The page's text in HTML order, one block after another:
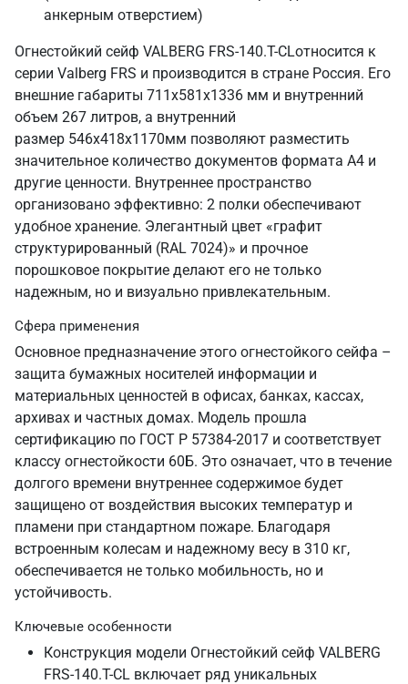
анкерным отверстием)
Огнестойкий сейф VALBERG FRS-140.T-CLотносится к
серии Valberg FRS и производится в стране Россия. Его
внешние габариты 711х581х1336 мм и внутренний
объем 267 литров, а внутренний
размер 546х418х1170мм позволяют разместить
значительное количество документов формата А4 и
другие ценности. Внутреннее пространство
организовано эффективно: 2 полки обеспечивают
удобное хранение. Элегантный цвет «графит
структурированный (RAL 7024)» и прочное
порошковое покрытие делают его не только
надежным, но и визуально привлекательным.
Сфера применения
Основное предназначение этого огнестойкого сейфа –
защита бумажных носителей информации и
материальных ценностей в офисах, банках, кассах,
архивах и частных домах. Модель прошла
сертификацию по ГОСТ Р 57384-2017 и соответствует
классу огнестойкости 60Б. Это означает, что в течение
долгого времени внутреннее содержимое будет
защищено от воздействия высоких температур и
пламени при стандартном пожаре. Благодаря
встроенным колесам и надежному весу в 310 кг,
обеспечивается не только мобильность, но и
устойчивость.
Ключевые особенности
Конструкция модели Огнестойкий сейф VALBERG
FRS-140.T-CL включает ряд уникальных